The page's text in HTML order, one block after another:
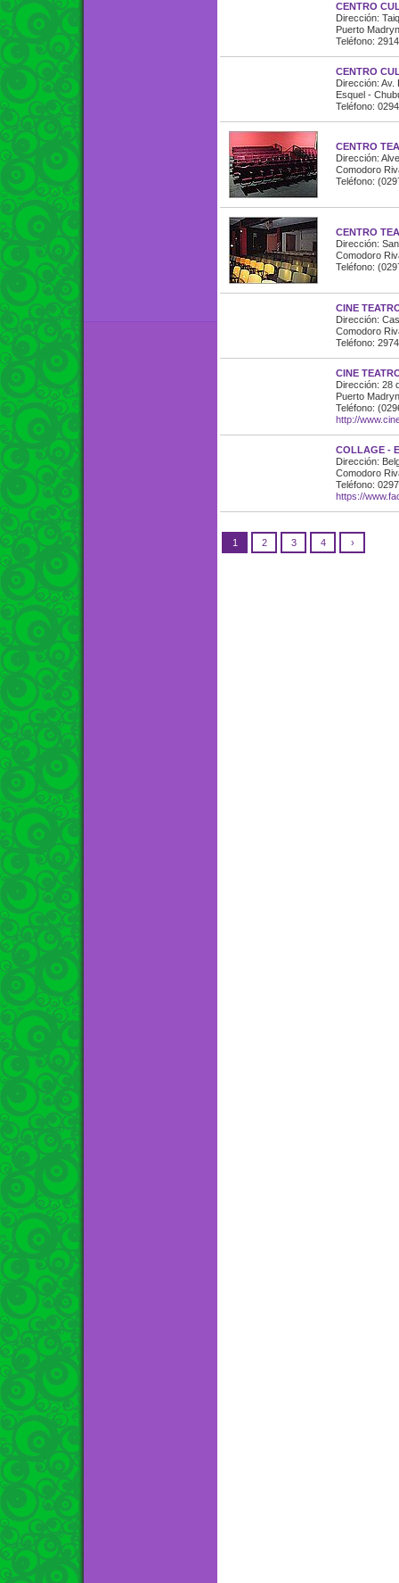
CENTRO
Dirección:
Puerto
Teléfono:
CENTRO
Dirección: Av.
Esquel -
Teléfono:
CENTRO
Dirección:
Comodoro
Teléfono:
CENTRO
Dirección:
Comodoro
Teléfono:
CINE
Dirección:
Comodoro
Teléfono:
CINE
Dirección: 28
Puerto
Teléfono:
http://
COLLAGE -
Dirección:
Comodoro
Teléfono:
https://
1 2 3 4 ›